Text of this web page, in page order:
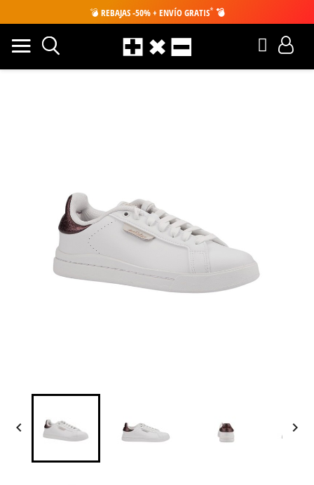
💣 REBAJAS -50% + ENVÍO GRATIS* 💣
 